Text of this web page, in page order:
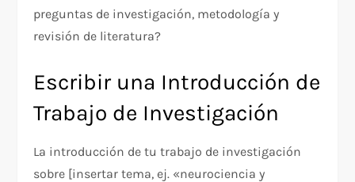
preguntas de investigación, metodología y
revisión de literatura?
Escribir una Introducción de
Trabajo de Investigación
La introducción de tu trabajo de investigación
sobre [insertar tema, ej. «neurociencia y